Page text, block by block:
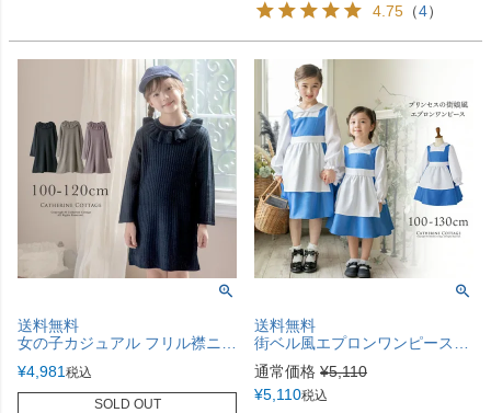
4.75 （4）
送料無料
女の子カジュアル フリル襟ニットワンピースTAK
¥4,981 税込
SOLD OUT
送料無料
街ベル風エプロンワンピース ハロウィン キッズコスチュームTAK
通常価格 ¥5,110
¥5,110税込